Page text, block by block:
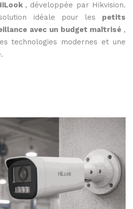
, développée par Hikvision.
idéale pour les petits
avec un budget maîtrisé ,
technologies modernes etune